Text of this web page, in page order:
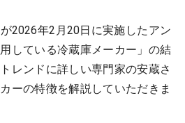
2026年2月20日に実施したアン
している冷蔵庫メーカー」の結
レンドに詳しい専門家の安蔵さ
ーの特徴を解説していただきま